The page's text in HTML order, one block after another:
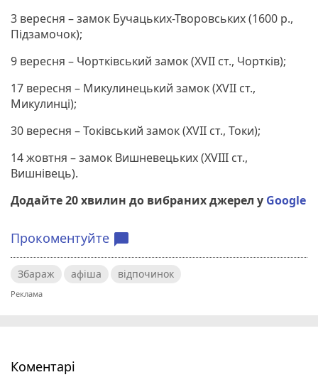
3 вересня – замок Бучацьких-Творовських (1600 р.,
Підзамочок);
9 вересня – Чортківський замок (XVII ст., Чортків);
17 вересня – Микулинецький замок (XVII ст.,
Микулинці);
30 вересня – Токівський замок (XVII ст., Токи);
14 жовтня – замок Вишневецьких (XVIII ст.,
Вишнівець).
Додайте 20 хвилин до вибраних джерел у Google
Прокоментуйте chat_bubble
Збараж афіша відпочинок
Коментарі